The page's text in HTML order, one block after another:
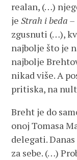
realan, (…)
jeStrah i beda –
zgusnuti (…),
najbolje što je
najbolje
nikad više. A
pritiska, na
Breht je do
onoj Tomasa
delegati.
za sebe. (…)